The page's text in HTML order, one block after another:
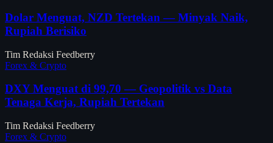
Dolar Menguat, NZD Tertekan — Minyak Naik,
Rupiah Berisiko
Tim Redaksi Feedberry
Forex & Crypto
DXY Menguat di 99,70 — Geopolitik vs Data
Tenaga Kerja, Rupiah Tertekan
Tim Redaksi Feedberry
Forex & Crypto